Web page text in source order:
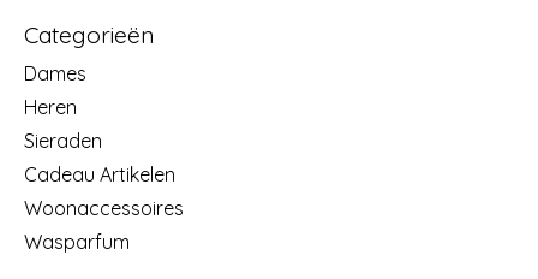
Categorieën
Dames
Heren
Sieraden
Cadeau Artikelen
Woonaccessoires
Wasparfum